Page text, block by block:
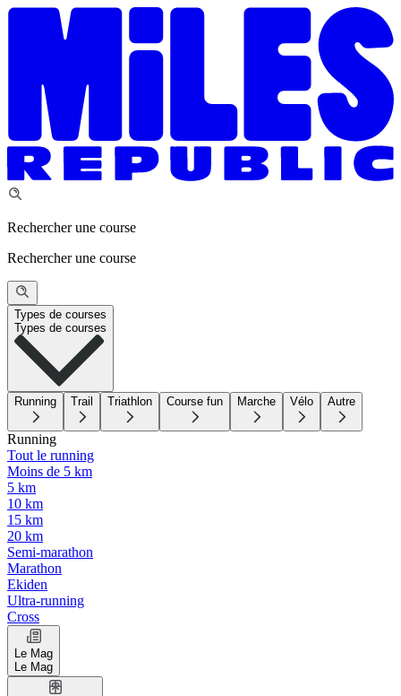
Rechercher une course
Rechercher une course
Types de courses
Types de courses
Running Trail Triathlon Course fun Marche Vélo Autre
Running
Tout le running
Moins de 5 km
5 km
10 km
15 km
20 km
Semi-marathon
Marathon
Ekiden
Ultra-running
Cross
Le Mag
Le Mag